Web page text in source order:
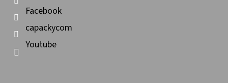
Facebook
capackycom
Youtube